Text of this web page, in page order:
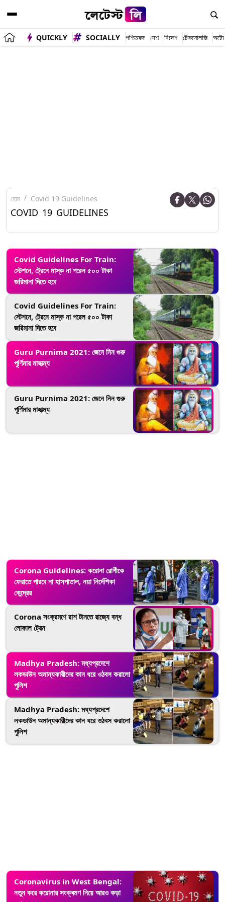
QUICKLY SOCIALLY পশ্চিমবঙ্গ দেশ বিদেশ টেকনোলজি অটো
হোম Covid 19 Guidelines
COVID 19 GUIDELINES
Covid Guidelines For Train:
স্টেশনে, ট্রেনে মাস্ক না পরেল ৫০০ টাকা
জরিমানা দিতে হবে
Covid Guidelines For Train:
স্টেশনে, ট্রেনে মাস্ক না পরেল ৫০০ টাকা
জরিমানা দিতে হবে
Guru Purnima 2021: জেনে নিন গুরু
পূর্ণিমার মাহাত্ম্য
Guru Purnima 2021: জেনে নিন গুরু
পূর্ণিমার মাহাত্ম্য
Corona Guidelines: করোনা রোগীকে
ফেরাতে পারবে না হাসপাতাল, নয়া নির্দেশিকা
কেন্দ্রের
Corona সংক্রমণে রাশ টানতে রাজ্যে বন্ধ
লোকাল ট্রেন
Madhya Pradesh: মধ্যপ্রদেশে
লকডাউন অমান্যকারীদের কান ধরে ওঠবস করালো
পুলিশ
Madhya Pradesh: মধ্যপ্রদেশে
লকডাউন অমান্যকারীদের কান ধরে ওঠবস করালো
পুলিশ
Coronavirus in West Bengal:
নতুন করে করোনার সংক্ৰমণ নিয়ে আরও কড়া